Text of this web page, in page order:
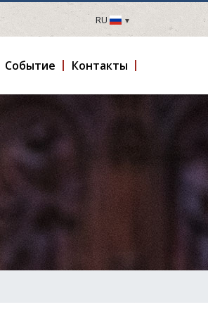
RU
LV
FR
LT
FI
Событие Контакты